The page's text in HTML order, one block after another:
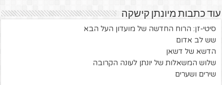
עוד כתבות מיונתן קישקה
סיטי-זן: הרוח החדשה של מועדון העל הבא
שש לב אדום
הדשא של דשאן
שלוש המשאלות של יונתן לעונה הקרובה
שירים ושערים